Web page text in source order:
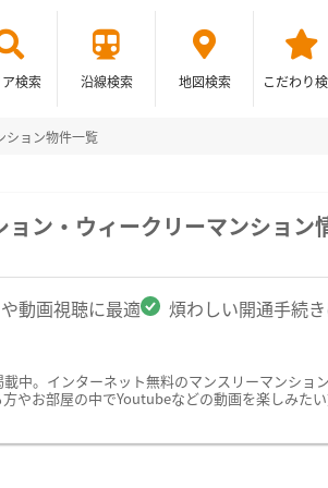
検索 沿線検索 地図検索 こだわり
ション物件一覧
ン・ウィークリーマンション
動画視聴に最適 煩わしい開通手続
中。インターネット無料のマンスリーマンショ
やお部屋の中でYoutubeなどの動画を楽しみた